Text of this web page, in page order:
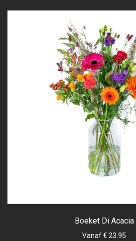
Boeket Di Acacia
Vanaf € 23.95